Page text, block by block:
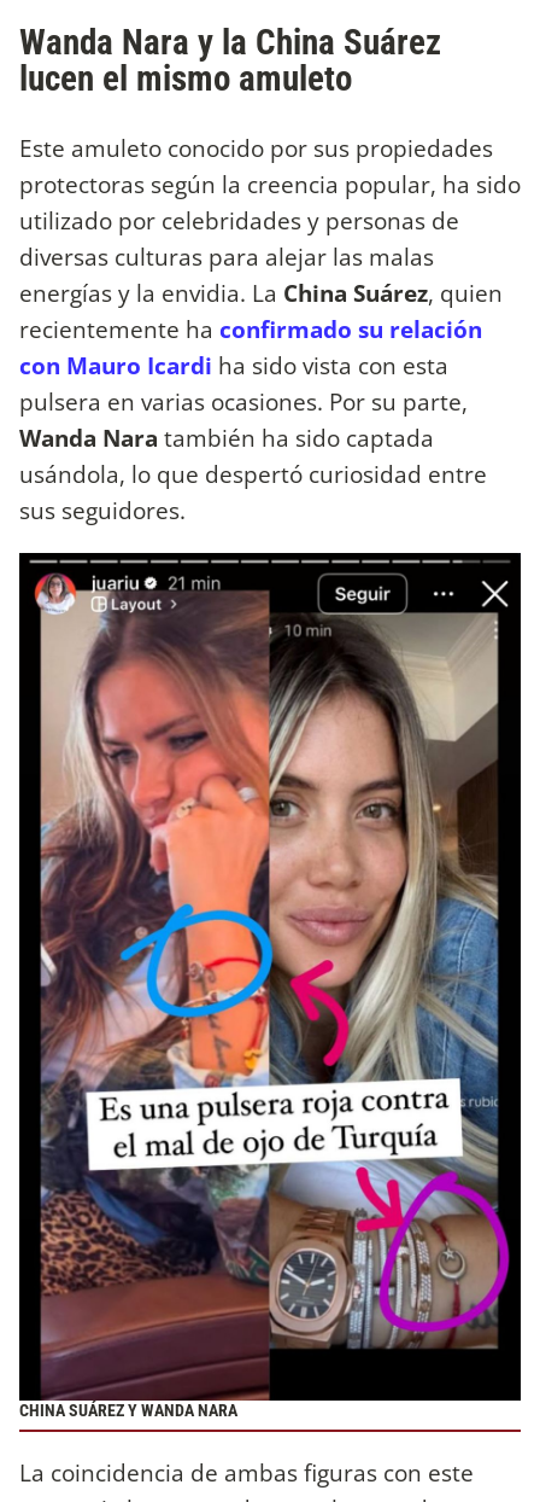
Wanda Nara y la China Suárez
lucen el mismo amuleto
Este amuleto conocido por sus propiedades
protectoras según la creencia popular, ha sido
utilizado por celebridades y personas de
diversas culturas para alejar las malas
energías y la envidia. La China Suárez, quien
recientemente ha confirmado su relación
con Mauro Icardi ha sido vista con esta
pulsera en varias ocasiones. Por su parte,
Wanda Nara también ha sido captada
usándola, lo que despertó curiosidad entre
sus seguidores.
CHINA SUÁREZ Y WANDA NARA
La coincidencia de ambas figuras con este